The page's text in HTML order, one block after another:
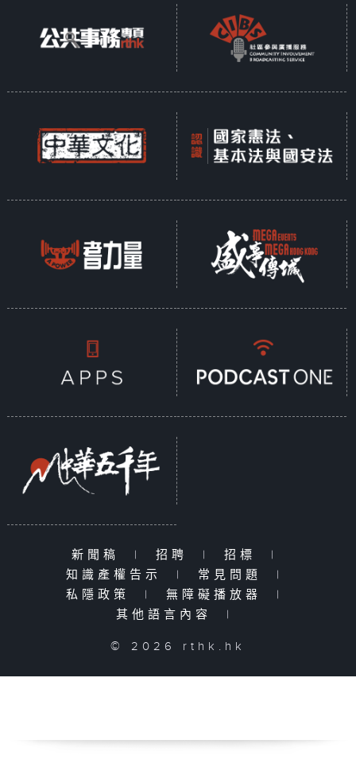
新聞稿 | 招聘 | 招標
|
知識產權告示
| 常見問題
|
私隱政策
| 無障礙播放器
|
其他語言內容
|
© 2026 rthk.hk